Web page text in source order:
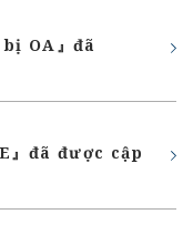
OA』đã
』đã được cập